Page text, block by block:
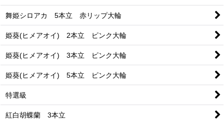
舞姫シロアカ 5本立 赤リップ大輪
姫葵(ヒメアオイ) 2本立 ピンク大輪
姫葵(ヒメアオイ) 3本立 ピンク大輪
姫葵(ヒメアオイ) 5本立 ピンク大輪
特選級
紅白胡蝶蘭 3本立